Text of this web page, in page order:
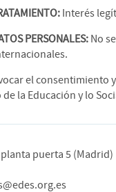
Interés
PERSONALES: No
el consentimiento
la Educación y lo
puerta 5 (Madrid)